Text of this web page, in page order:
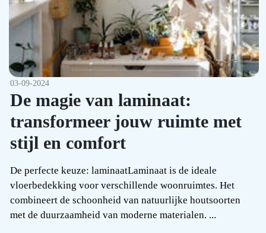
03-09-2024
De magie van laminaat:
transformeer jouw ruimte met
stijl en comfort
De perfecte keuze: laminaatLaminaat is de ideale
vloerbedekking voor verschillende woonruimtes. Het
combineert de schoonheid van natuurlijke houtsoorten
met de duurzaamheid van moderne materialen. ...